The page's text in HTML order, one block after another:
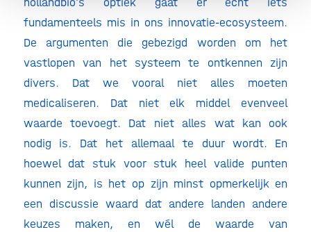
fundamenteels mis in ons innovatie-ecosysteem.
De argumenten die gebezigd worden om het
vastlopen van het systeem te ontkennen zijn
divers. Dat we vooral niet alles moeten
medicaliseren. Dat niet elk middel evenveel
waarde toevoegt. Dat niet alles wat kan ook
nodig is. Dat het allemaal te duur wordt. En
hoewel dat stuk voor stuk heel valide punten
kunnen zijn, is het op zijn minst opmerkelijk en
een discussie waard dat andere landen andere
keuzes maken, en wél de waarde van